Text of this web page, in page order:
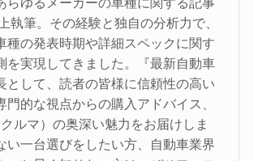
執筆。その経験と独自の分析力で、
種の発表時期や詳細スペックに関す
を実現してきました。『最新自動車
として、読者の皆様に信頼性の高い
的な視点からの購入アドバイス、
ルマ）の奥深い魅力をお届けしま
い一台選びをしたい方、自動車業界